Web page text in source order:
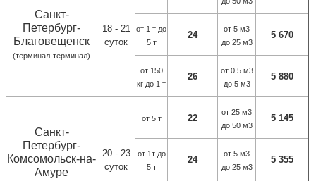
Санкт-
Петербург-
Благовещенск
(терминал-терминал)
18 - 21
суток
от 1 т до
5 т
24
от 5 м3
до 25 м3
5 670
от 150
кг до 1 т
26
от 0.5 м3
до 5 м3
5 880
Санкт-
Петербург-
Комсомольск-на-
Амуре
20 - 23
суток
от 5 т 22
от 25 м3
до 50 м3
5 145
от 1т до
5 т
24
от 5 м3
до 25 м3
5 355